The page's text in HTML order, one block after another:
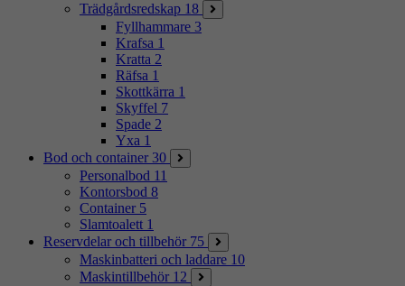
Trädgårdsredskap 18
Fyllhammare 3
Krafsa 1
Kratta 2
Räfsa 1
Skottkärra 1
Skyffel 7
Spade 2
Yxa 1
Bod och container 30
Personalbod 11
Kontorsbod 8
Container 5
Slamtoalett 1
Reservdelar och tillbehör 75
Maskinbatteri och laddare 10
Maskintillbehör 12